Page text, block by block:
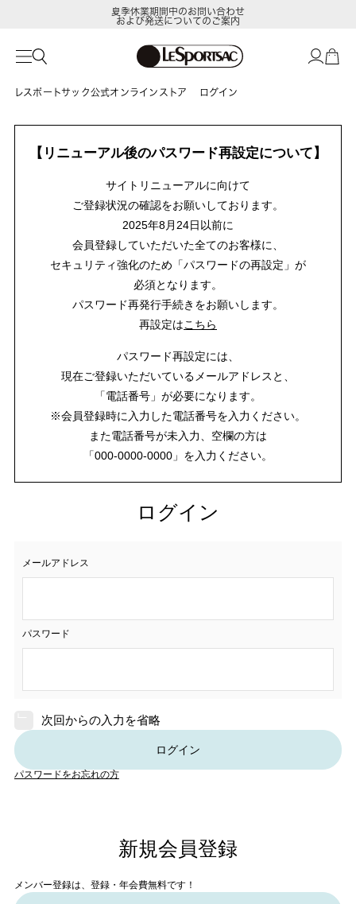
夏季休業期間中のお問い合わせ
および発送についてのご案内
レスポートサック公式オンラインストア ログイン
【リニューアル後のパスワード再設定について】
サイトリニューアルに向けて
ご登録状況の確認をお願いしております。
2025年8月24日以前に
会員登録していただいた全てのお客様に、
セキュリティ強化のため「パスワードの再設定」が
必須となります。
パスワード再発行手続きをお願いします。
再設定はこちら
パスワード再設定には、
現在ご登録いただいているメールアドレスと、
「電話番号」が必要になります。
※会員登録時に入力した電話番号を入力ください。
また電話番号が未入力、空欄の方は
「000-0000-0000」を入力ください。
ログイン
メールアドレス
パスワード
次回からの入力を省略
ログイン
パスワードをお忘れの方
新規会員登録
メンバー登録は、登録・年会費無料です！